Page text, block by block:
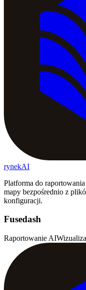
rynekAI
Platforma do
mapy bezpośrednio z
konfiguracji.
Fusedash
Raportowanie AI